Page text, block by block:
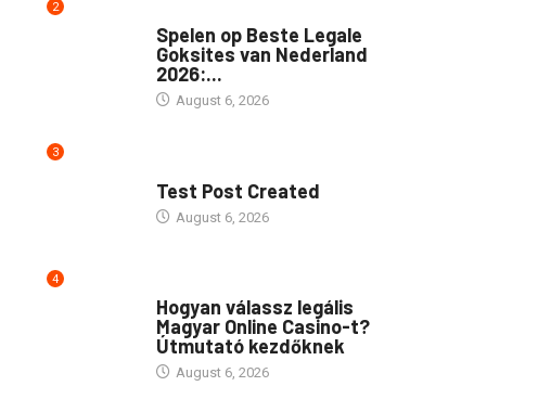
2
Spelen op Beste Legale
Goksites van Nederland
2026:...
August 6, 2026
3
Test Post Created
August 6, 2026
4
Hogyan válassz legális
Magyar Online Casino-t?
Útmutató kezdőknek
August 6, 2026